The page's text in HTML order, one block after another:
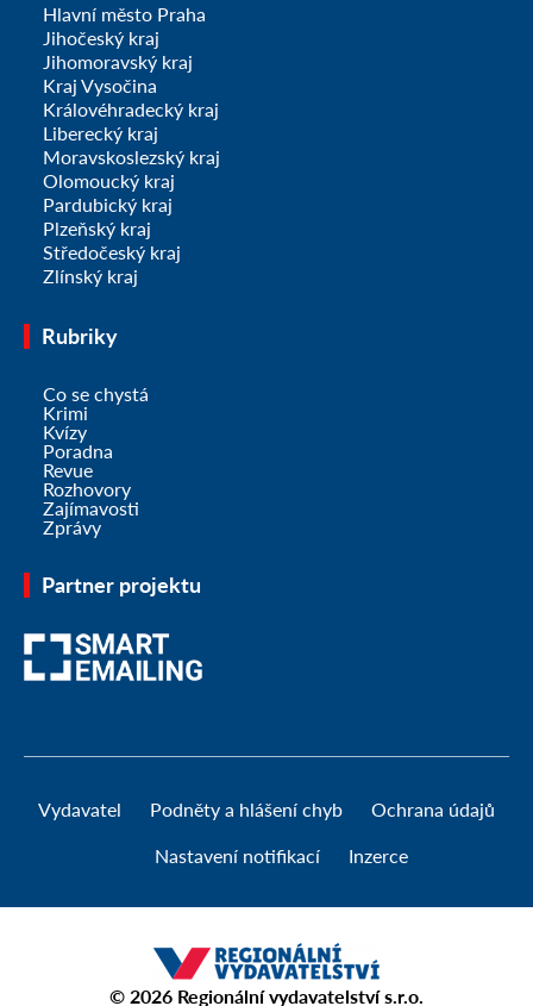
Hlavní město Praha
Jihočeský kraj
Jihomoravský kraj
Kraj Vysočina
Královéhradecký kraj
Liberecký kraj
Moravskoslezský kraj
Olomoucký kraj
Pardubický kraj
Plzeňský kraj
Středočeský kraj
Zlínský kraj
Rubriky
Co se chystá
Krimi
Kvízy
Poradna
Revue
Rozhovory
Zajímavosti
Zprávy
Partner projektu
Vydavatel Podněty a hlášení chyb Ochrana údajů
Nastavení notifikací Inzerce
© 2026 Regionální vydavatelství s.r.o.